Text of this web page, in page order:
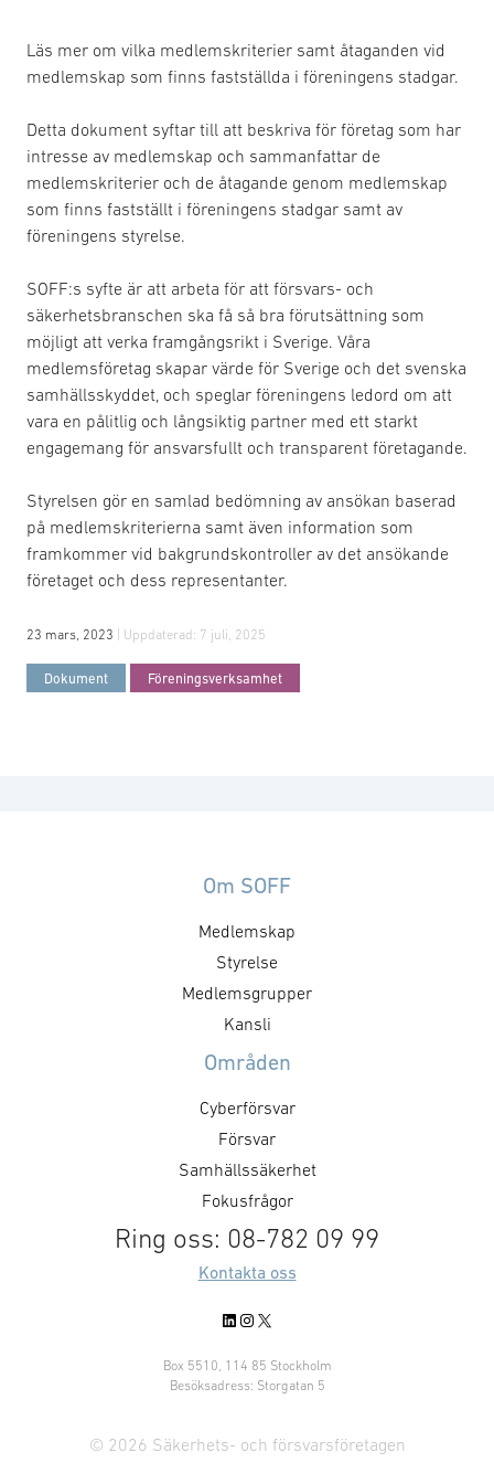
Läs mer om vilka medlemskriterier samt åtaganden vid
medlemskap som finns fastställda i föreningens stadgar.
Detta dokument syftar till att beskriva för företag som har
intresse av medlemskap och sammanfattar de
medlemskriterier och de åtagande genom medlemskap
som finns fastställt i föreningens stadgar samt av
föreningens styrelse.
SOFF:s syfte är att arbeta för att försvars- och
säkerhetsbranschen ska få så bra förutsättning som
möjligt att verka framgångsrikt i Sverige. Våra
medlemsföretag skapar värde för Sverige och det svenska
samhällsskyddet, och speglar föreningens ledord om att
vara en pålitlig och långsiktig partner med ett starkt
engagemang för ansvarsfullt och transparent företagande.
Styrelsen gör en samlad bedömning av ansökan baserad
på medlemskriterierna samt även information som
framkommer vid bakgrundskontroller av det ansökande
företaget och dess representanter.
23 mars, 2023 | Uppdaterad: 7 juli, 2025
Dokument Föreningsverksamhet
Om SOFF
Medlemskap
Styrelse
Medlemsgrupper
Kansli
Områden
Cyberförsvar
Försvar
Samhällssäkerhet
Fokusfrågor
Ring oss: 08-782 09 99
Kontakta oss
LinkedIn
Instagram
X
Box 5510, 114 85 Stockholm
Besöksadress: Storgatan 5
© 2026 Säkerhets- och försvarsföretagen